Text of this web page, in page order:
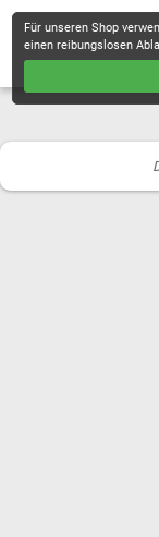
Für unseren Shop
einen reibungslosen